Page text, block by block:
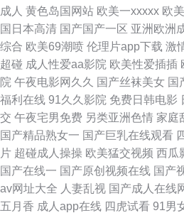
色城 91双飞在线 91国产精品夫妻视频 91
一二区 淫网导航 亚洲乱国产乱精品精 91导
线看 大香蕉伊人啪啪啪 精品国产偷自产在
官网进入免费吃瓜 户外日韩久 国产在啪在
一区二区 91日韩电影强奸 91丝袜主播 91黄
大神五区 伊人9草在线 91欧美a 91蜜臀网
成人 黄色岛国网站 欧美一xxxxx 欧
国日本高清 国产国产一区 亚洲欧洲
综合 欧美69潮喷 伦理片app下载 激
超碰 成人性爱aa影院 欧美性爱插插
院 午夜电影网久久 国产丝袜美女 国
福利在线 91久久影院 免费日韩电影
交 午夜宅男免费 另类亚洲色情 家庭
国产精品熟女一 国产巨乳在线观看
片 超碰成人操操 欧美猛交视频 西瓜
国产在线一 国产原创视频在线 国产
av网址大全 人妻乱视 国产成人在线
五月香 成人app在线 四虎试看 91男